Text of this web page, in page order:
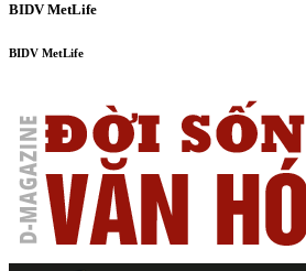
BIDV MetLife
BIDV MetLife